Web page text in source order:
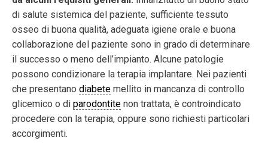
di salute sistemica del paziente, sufficiente tessuto
osseo di buona qualità, adeguata igiene orale e buona
collaborazione del paziente sono in grado di determinare
il successo o meno dell’impianto. Alcune patologie
possono condizionare la terapia implantare. Nei pazienti
che presentano diabete mellito in mancanza di controllo
glicemico o di parodontite non trattata, è controindicato
procedere con la terapia, oppure sono richiesti particolari
accorgimenti.